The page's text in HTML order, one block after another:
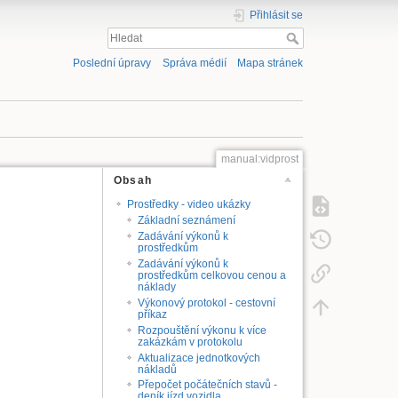
Přihlásit se
Poslední úpravy Správa médií Mapa stránek
manual:vidprost
Obsah
Prostředky - video ukázky
Základní seznámení
Zadávání výkonů k
prostředkům
Zadávání výkonů k
prostředkům celkovou cenou a
náklady
Výkonový protokol - cestovní
příkaz
Rozpouštění výkonu k více
zakázkám v protokolu
Aktualizace jednotkových
nákladů
Přepočet počátečních stavů -